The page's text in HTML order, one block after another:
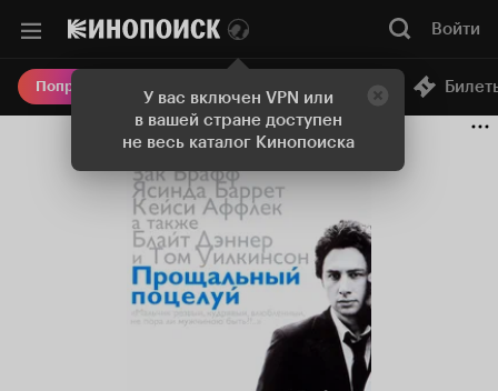
У вас включен VPN или
в вашей стране доступен
не весь каталог Кинопоиска
Войти
Попробовать Плюс Онлайн-кинотеатр